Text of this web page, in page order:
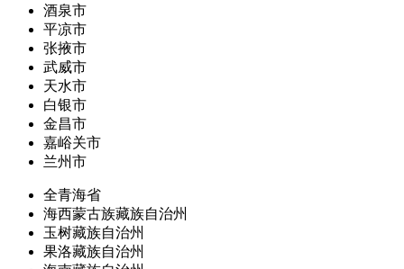
酒泉市
平凉市
张掖市
武威市
天水市
白银市
金昌市
嘉峪关市
兰州市
全青海省
海西蒙古族藏族自治州
玉树藏族自治州
果洛藏族自治州